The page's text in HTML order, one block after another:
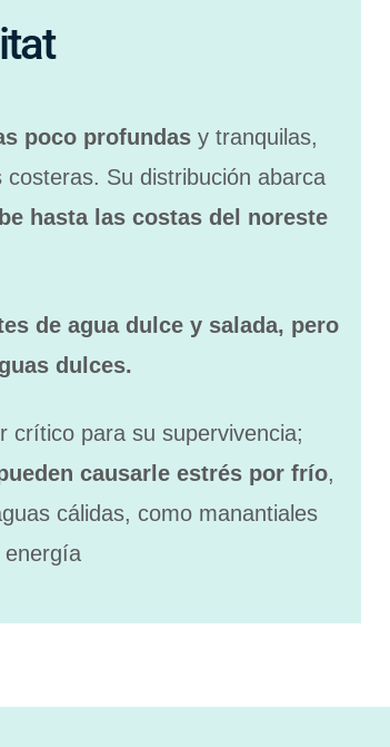
poco profundas y tranquilas,
costeras. Su distribución abarca
hasta las costas del noreste
de agua dulce y salada, pero
dulces.
crítico para su supervivencia;
causarle estrés por frío,
cálidas, como manantiales
energía